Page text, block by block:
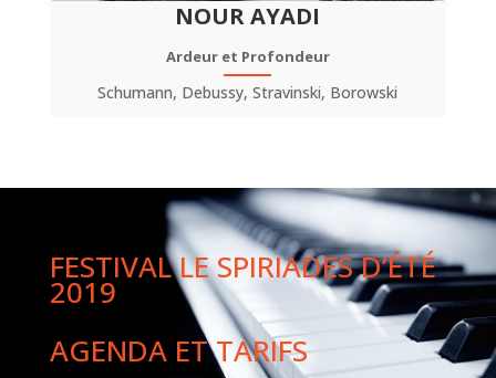
NOUR AYADI
Ardeur et Profondeur
Schumann, Debussy, Stravinski, Borowski
FESTIVAL LE SPIRIADES D’ÉTÉ
2019
AGENDA ET TARIFS